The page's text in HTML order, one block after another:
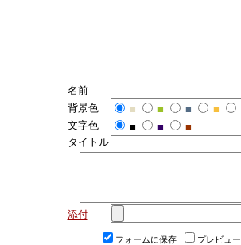
名前
背景色
■ ■ ■ ■
文字色
■ ■
■
タイトル
添付
フォームに保存 プレビュー